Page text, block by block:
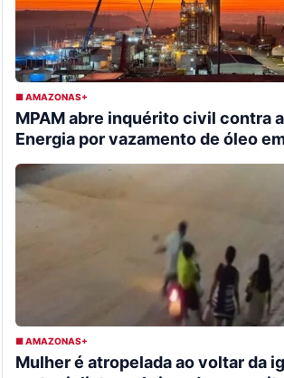
■ AMAZONAS+
MPAM abre inquérito civil contra
Energia por vazamento de óleo
■ AMAZONAS+
Mulher é atropelada ao voltar da